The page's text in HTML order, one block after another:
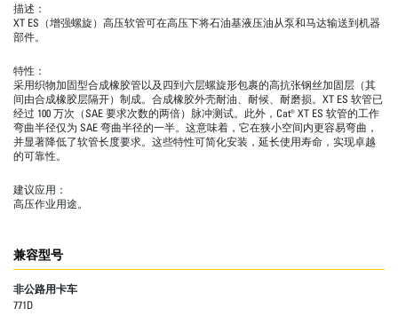
描述：
XT ES（增强螺旋）高压软管可在高压下将石油基液压油从泵和马达输送到机器
部件。
特性：
采用织物加固型合成橡胶管以及四到六层螺旋形包裹的高抗张钢丝加固层（其
间由合成橡胶层隔开）制成。合成橡胶外壳耐油、耐候、耐磨损。XT ES 软管已
经过 100 万次（SAE 要求次数的两倍）脉冲测试。此外，Cat® XT ES 软管的工作
弯曲半径仅为 SAE 弯曲半径的一半。这意味着，它在狭小空间内更容易弯曲，
并显著降低了软管长度要求。这些特性可简化安装，延长使用寿命，实现卓越
的可靠性。
建议应用：
高压作业用途。
兼容型号
非公路用卡车
771D